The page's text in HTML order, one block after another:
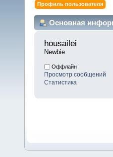
Профиль пользователя
Основная
housailei
Newbie
Оффлайн
Просмотр сообщений
Статистика